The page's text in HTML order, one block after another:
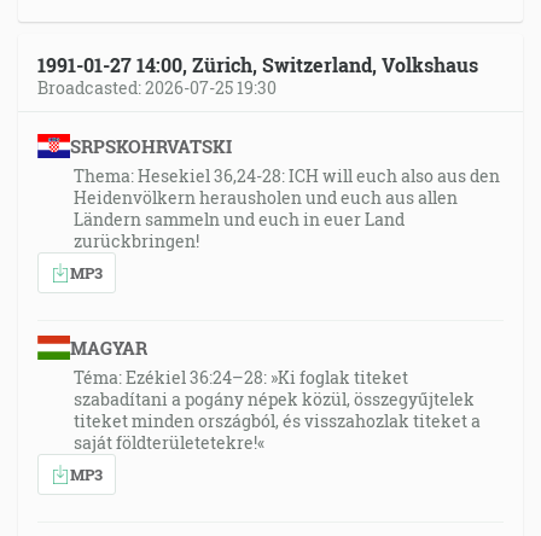
1991-01-27 14:00, Zürich, Switzerland, Volkshaus
Broadcasted: 2026-07-25 19:30
SRPSKOHRVATSKI
Thema: Hesekiel 36,24-28: ICH will euch also aus den
Heidenvölkern herausholen und euch aus allen
Ländern sammeln und euch in euer Land
zurückbringen!
MP3
MAGYAR
Téma: Ezékiel 36:24–28: »Ki foglak titeket
szabadítani a pogány népek közül, összegyűjtelek
titeket minden országból, és visszahozlak titeket a
saját földterületetekre!«
MP3